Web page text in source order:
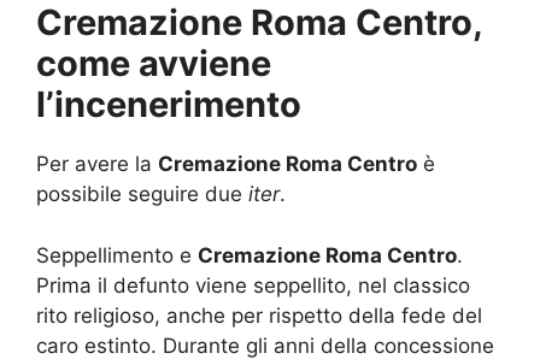
Cremazione Roma Centro,
come avviene
l’incenerimento
Per avere la Cremazione Roma Centro è
possibile seguire due iter.
Seppellimento e Cremazione Roma Centro.
Prima il defunto viene seppellito, nel classico
rito religioso, anche per rispetto della fede del
caro estinto. Durante gli anni della concessione